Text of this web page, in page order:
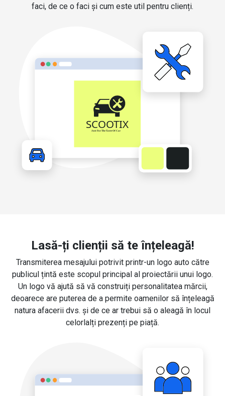
faci, de ce o faci și cum este util pentru clienți.
Lasă-ți clienții să te înțeleagă!
Transmiterea mesajului potrivit printr-un logo auto către
publicul țintă este scopul principal al proiectării unui logo.
Un logo vă ajută să vă construiți personalitatea mărcii,
deoarece are puterea de a permite oamenilor să înțeleagă
natura afacerii dvs. și de ce ar trebui să o aleagă în locul
celorlalți prezenți pe piață.